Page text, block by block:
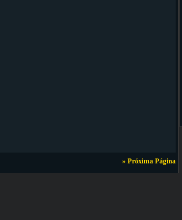
» Próxima Página